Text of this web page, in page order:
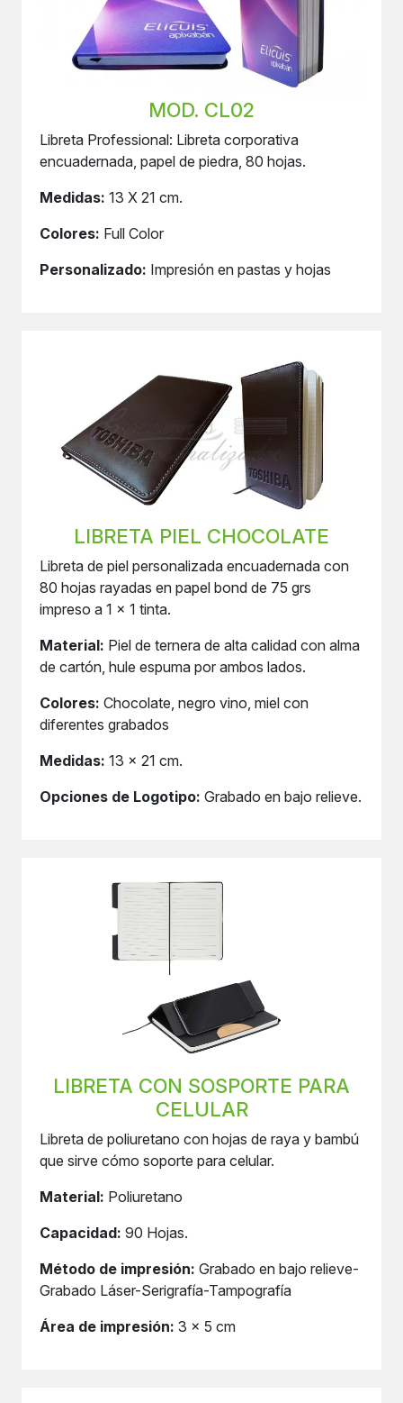
MOD. CL02
Libreta Professional: Libreta corporativa
encuadernada, papel de piedra, 80 hojas.
Medidas: 13 X 21 cm.
Colores: Full Color
Personalizado: Impresión en pastas y hojas
LIBRETA PIEL CHOCOLATE
Libreta de piel personalizada encuadernada con
80 hojas rayadas en papel bond de 75 grs
impreso a 1 x 1 tinta.
Material: Piel de ternera de alta calidad con alma
de cartón, hule espuma por ambos lados.
Colores: Chocolate, negro vino, miel con
diferentes grabados
Medidas: 13 x 21 cm.
Opciones de Logotipo: Grabado en bajo relieve.
LIBRETA CON SOSPORTE PARA
CELULAR
Libreta de poliuretano con hojas de raya y bambú
que sirve cómo soporte para celular.
Material: Poliuretano
Capacidad: 90 Hojas.
Método de impresión: Grabado en bajo relieve-
Grabado Láser-Serigrafía-Tampografía
Área de impresión: 3 x 5 cm